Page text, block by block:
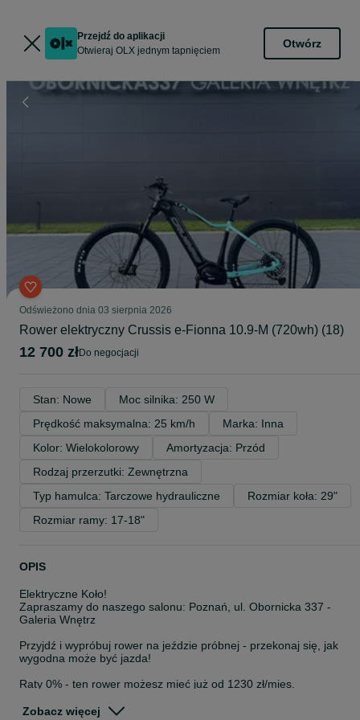
Przejdź do aplikacji
Otwieraj OLX jednym tapnięciem
Otwórz
Odświeżono dnia 03 sierpnia 2026
Rower elektryczny Crussis e-Fionna 10.9-M (720wh) (18)
12 700 zł do negocjacji
Stan: Nowe
Moc silnika: 250 W
Prędkość maksymalna: 25 km/h
Marka: Inna
Kolor: Wielokolorowy
Amortyzacja: Przód
Rodzaj przerzutki: Zewnętrzna
Typ hamulca: Tarczowe hydrauliczne
Rozmiar koła: 29"
Rozmiar ramy: 17-18"
OPIS
Elektryczne Koło!
Zapraszamy do naszego salonu: Poznań, ul. Obornicka 337 -
Galeria Wnętrz
Przyjdź i wypróbuj rower na jeździe próbnej - przekonaj się, jak
wygodna może być jazda!
Raty 0% - ten rower możesz mieć już od 1230 zł/mies.
Zobacz więcej